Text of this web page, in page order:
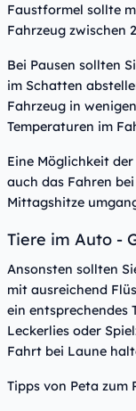
Faustformel sollte
Fahrzeug zwischen
Bei Pausen sollten
im Schatten
Fahrzeug in
Temperaturen im
Eine Möglichkeit
auch das Fahren
Mittagshitze
Tiere im Auto -
Ansonsten sollten
mit ausreichend
ein entsprechendes
Leckerlies oder
Fahrt bei Laune
Tipps von Peta zum